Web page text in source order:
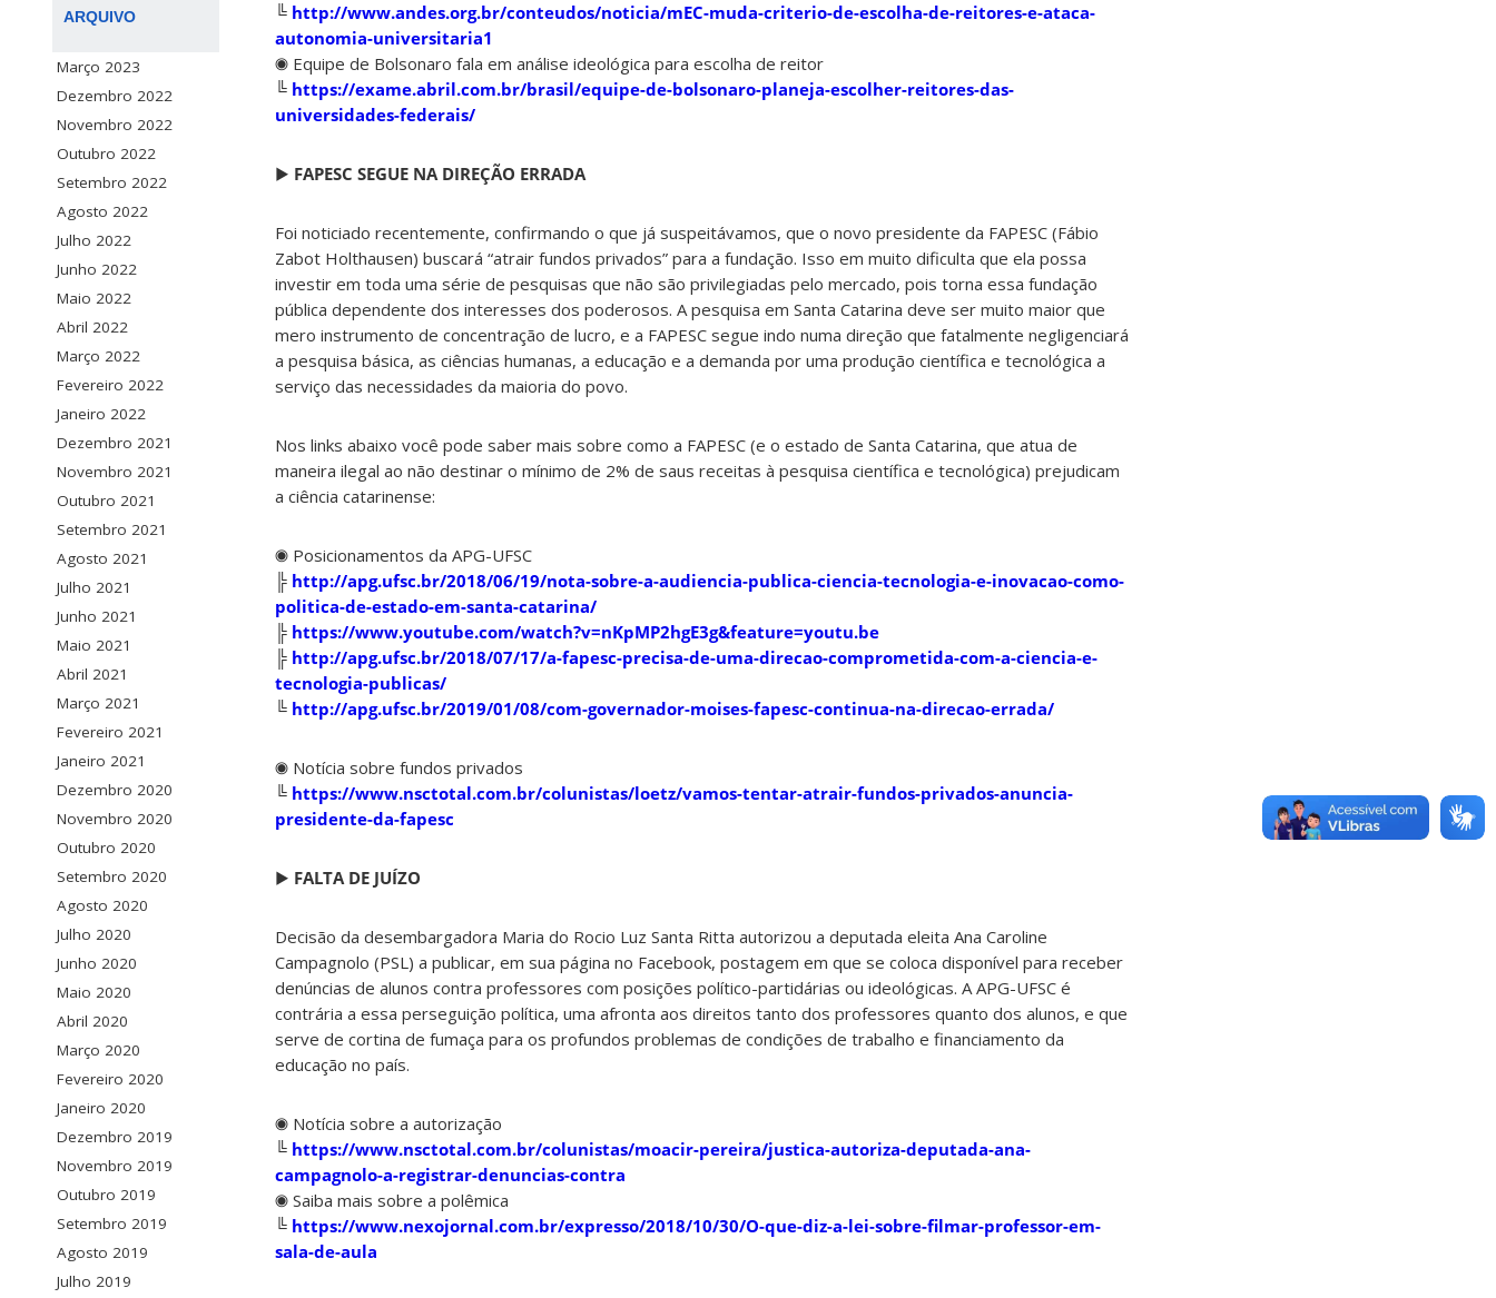
ARQUIVO
Março 2023
Dezembro 2022
Novembro 2022
Outubro 2022
Setembro 2022
Agosto 2022
Julho 2022
Junho 2022
Maio 2022
Abril 2022
Março 2022
Fevereiro 2022
Janeiro 2022
Dezembro 2021
Novembro 2021
Outubro 2021
Setembro 2021
Agosto 2021
Julho 2021
Junho 2021
Maio 2021
Abril 2021
Março 2021
Fevereiro 2021
Janeiro 2021
Dezembro 2020
Novembro 2020
Outubro 2020
Setembro 2020
Agosto 2020
Julho 2020
Junho 2020
Maio 2020
Abril 2020
Março 2020
Fevereiro 2020
Janeiro 2020
Dezembro 2019
Novembro 2019
Outubro 2019
Setembro 2019
Agosto 2019
Julho 2019
╚ http://www.andes.org.br/conteudos/noticia/mEC-muda-criterio-de-escolha-de-reitores-e-ataca-
autonomia-universitaria1
◉ Equipe de Bolsonaro fala em análise ideológica para escolha de reitor
╚ https://exame.abril.com.br/brasil/equipe-de-bolsonaro-planeja-escolher-reitores-das-
universidades-federais/
▶ FAPESC SEGUE NA DIREÇÃO ERRADA
Foi noticiado recentemente, confirmando o que já suspeitávamos, que o novo presidente da FAPESC (Fábio
Zabot Holthausen) buscará “atrair fundos privados” para a fundação. Isso em muito dificulta que ela possa
investir em toda uma série de pesquisas que não são privilegiadas pelo mercado, pois torna essa fundação
pública dependente dos interesses dos poderosos. A pesquisa em Santa Catarina deve ser muito maior que
mero instrumento de concentração de lucro, e a FAPESC segue indo numa direção que fatalmente negligenciará
a pesquisa básica, as ciências humanas, a educação e a demanda por uma produção científica e tecnológica a
serviço das necessidades da maioria do povo.
Nos links abaixo você pode saber mais sobre como a FAPESC (e o estado de Santa Catarina, que atua de
maneira ilegal ao não destinar o mínimo de 2% de saus receitas à pesquisa científica e tecnológica) prejudicam
a ciência catarinense:
◉ Posicionamentos da APG-UFSC
╠ http://apg.ufsc.br/2018/06/19/nota-sobre-a-audiencia-publica-ciencia-tecnologia-e-inovacao-como-
politica-de-estado-em-santa-catarina/
╠ https://www.youtube.com/watch?v=nKpMP2hgE3g&feature=youtu.be
╠ http://apg.ufsc.br/2018/07/17/a-fapesc-precisa-de-uma-direcao-comprometida-com-a-ciencia-e-
tecnologia-publicas/
╚ http://apg.ufsc.br/2019/01/08/com-governador-moises-fapesc-continua-na-direcao-errada/
◉ Notícia sobre fundos privados
╚ https://www.nsctotal.com.br/colunistas/loetz/vamos-tentar-atrair-fundos-privados-anuncia-
presidente-da-fapesc
▶ FALTA DE JUÍZO
Decisão da desembargadora Maria do Rocio Luz Santa Ritta autorizou a deputada eleita Ana Caroline
Campagnolo (PSL) a publicar, em sua página no Facebook, postagem em que se coloca disponível para receber
denúncias de alunos contra professores com posições político-partidárias ou ideológicas. A APG-UFSC é
contrária a essa perseguição política, uma afronta aos direitos tanto dos professores quanto dos alunos, e que
serve de cortina de fumaça para os profundos problemas de condições de trabalho e financiamento da
educação no país.
◉ Notícia sobre a autorização
╚ https://www.nsctotal.com.br/colunistas/moacir-pereira/justica-autoriza-deputada-ana-
campagnolo-a-registrar-denuncias-contra
◉ Saiba mais sobre a polêmica
╚ https://www.nexojornal.com.br/expresso/2018/10/30/O-que-diz-a-lei-sobre-filmar-professor-em-
sala-de-aula